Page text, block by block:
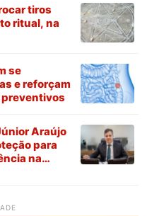
tiros
ritual, na
se
e reforçam
Araújo
para
na